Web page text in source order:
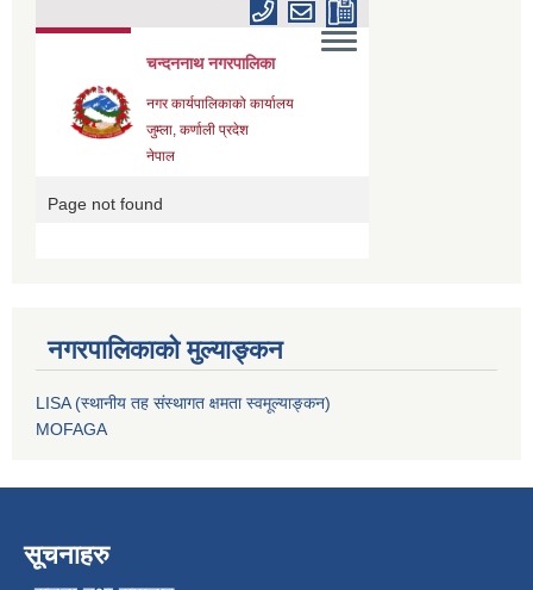
नगरपालिकाको मुल्याङ्कन
LISA (स्थानीय तह संस्थागत क्षमता स्वमूल्याङ्कन)
MOFAGA
सूचनाहरु